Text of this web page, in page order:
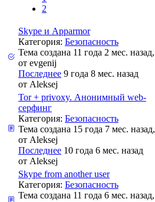
2
Skype и Apparmor
Категория: Безопасность
Тема создана 11 года 2 мес. назад,
от evgenij
Последнее 9 года 8 мес. назад
от Aleksej
Tor + privoxy. Анонимный web-
серфинг
Категория: Безопасность
Тема создана 15 года 7 мес. назад,
от Aleksej
Последнее 10 года 6 мес. назад
от Aleksej
Skype from another user
Категория: Безопасность
Тема создана 11 года 6 мес. назад,